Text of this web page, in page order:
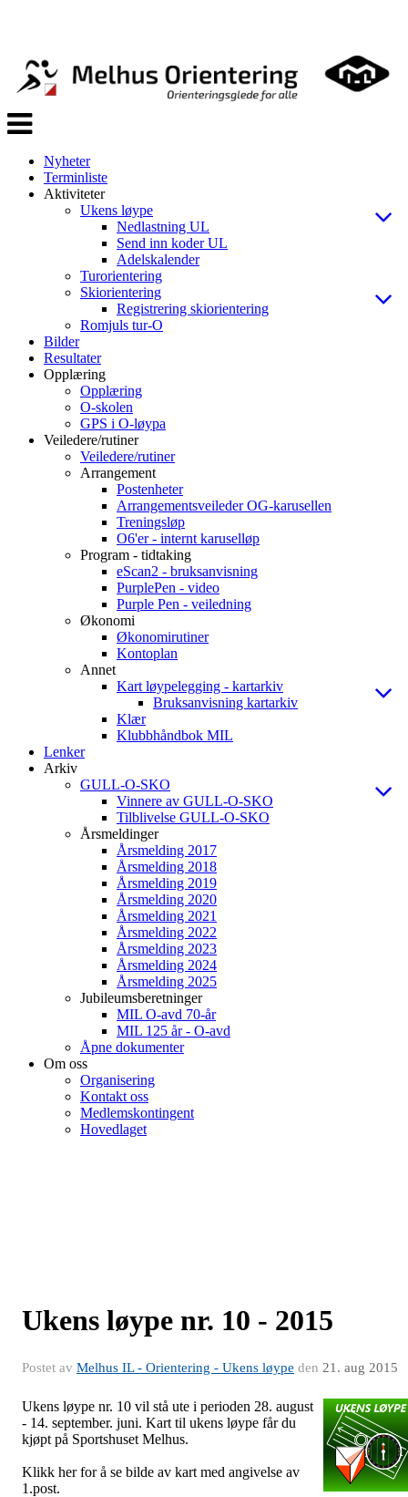
Veksle
navigasjon
Nyheter
Terminliste
Aktiviteter
Ukens løype
Nedlastning UL
Send inn koder UL
Adelskalender
Turorientering
Skiorientering
Registrering skiorientering
Romjuls tur-O
Bilder
Resultater
Opplæring
Opplæring
O-skolen
GPS i O-løypa
Veiledere/rutiner
Veiledere/rutiner
Arrangement
Postenheter
Arrangementsveileder OG-karusellen
Treningsløp
O6'er - internt karuselløp
Program - tidtaking
eScan2 - bruksanvisning
PurplePen - video
Purple Pen - veiledning
Økonomi
Økonomirutiner
Kontoplan
Annet
Kart løypelegging - kartarkiv
Bruksanvisning kartarkiv
Klær
Klubbhåndbok MIL
Lenker
Arkiv
GULL-O-SKO
Vinnere av GULL-O-SKO
Tilblivelse GULL-O-SKO
Årsmeldinger
Årsmelding 2017
Årsmelding 2018
Årsmelding 2019
Årsmelding 2020
Årsmelding 2021
Årsmelding 2022
Årsmelding 2023
Årsmelding 2024
Årsmelding 2025
Jubileumsberetninger
MIL O-avd 70-år
MIL 125 år - O-avd
Åpne dokumenter
Om oss
Organisering
Kontakt oss
Medlemskontingent
Hovedlaget
Ukens løype nr. 10 - 2015
Postet av Melhus IL - Orientering - Ukens løype den 21. aug 2015
Ukens løype nr. 10 vil stå ute i perioden 28. august
- 14. september. juni. Kart til ukens løype får du
kjøpt på Sportshuset Melhus.
Klikk her for å se bilde av kart med angivelse av
1.post.